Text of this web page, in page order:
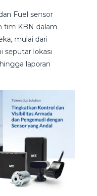
Fuel sensor
tim KBN dalam
mulai dari
seputar lokasi
laporan